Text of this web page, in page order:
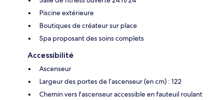
Piscine extérieure
Boutiques de créateur sur place
Spa proposant des soins complets
Accessibilité
Ascenseur
Largeur des portes de l’ascenseur (en cm) : 122
Chemin vers l'ascenseur accessible en fauteuil roulant